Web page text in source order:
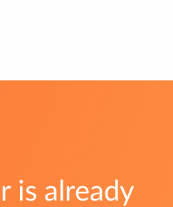
is already